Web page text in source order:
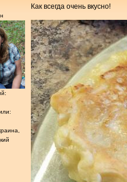
Как всегда очень вкусно!